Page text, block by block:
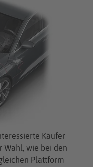
Käufer
Wahl, wie bei den
Plattform